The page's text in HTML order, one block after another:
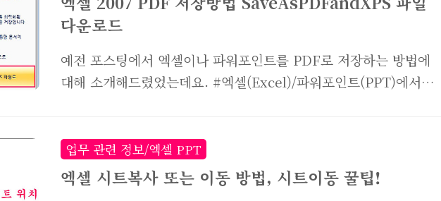
인 기능, 표만들기에 대해 소개해드리려고 합니다. 저는 엑셀로 표
를 만든다는 게 좀 이상하게 느껴지는데요. 엑셀 자체가 하나의 표
라고 생각하기 때문입니다. 엑셀의 셀 한칸한칸이 표로 구성되기때
문에 표를 만드는게 아니라 테두리를 그린다는게 보다 정확한 표현
다운로드
예전 포스팅에서 엑셀이나 파워포인트를 PDF로 저장하는 방법에
대해 소개해드렸었는데요. #엑셀(Excel)/파워포인트(PPT)에서
마이크로소프트 오피스를 지원하지않겠다는 의지로 보입니다. 신버
전이 계속해서 출시되고 있는만큼, 돈도 안되는 구버전을 지원할 필
요성을 못 느끼는거겠죠. 그렇다면 방법이 없느냐? 아닙니다. 방법
업무 관련 정보/엑셀 PPT
엑셀 시트복사 또는 이동 방법, 시트이동 꿀팁!